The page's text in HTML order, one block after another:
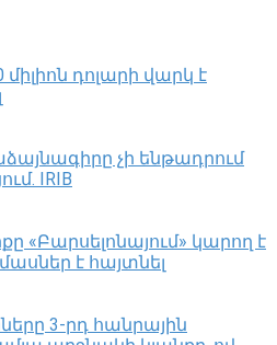
դոլարի վարկ է
չի ենթադրում
IRIB
«Բարսելոնայում» կարող է
է հայտնել
3-րդ հանրային